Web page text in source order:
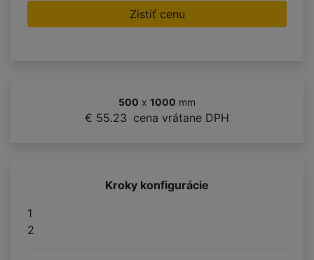
Zistiť cenu
500 x 1000 mm
€ 55.23 cena vrátane DPH
Kroky konfigurácie
1
2